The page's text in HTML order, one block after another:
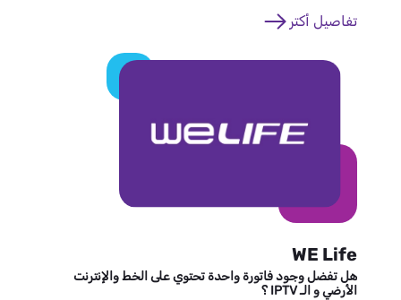
تفاصيل أكتر
WE Life
هل تفضل وجود فاتورة واحدة تحتوي على الخط والإنترنت
الأرضي و الـ IPTV ؟